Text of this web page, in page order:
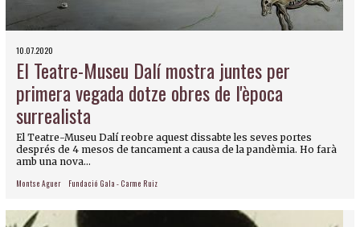
10.07.2020
El Teatre-Museu Dalí mostra juntes per
primera vegada dotze obres de l'època
surrealista
El Teatre-Museu Dalí reobre aquest dissabte les seves portes
després de 4 mesos de tancament a causa de la pandèmia. Ho farà
amb una nova...
Montse Aguer Fundació Gala - Carme Ruiz